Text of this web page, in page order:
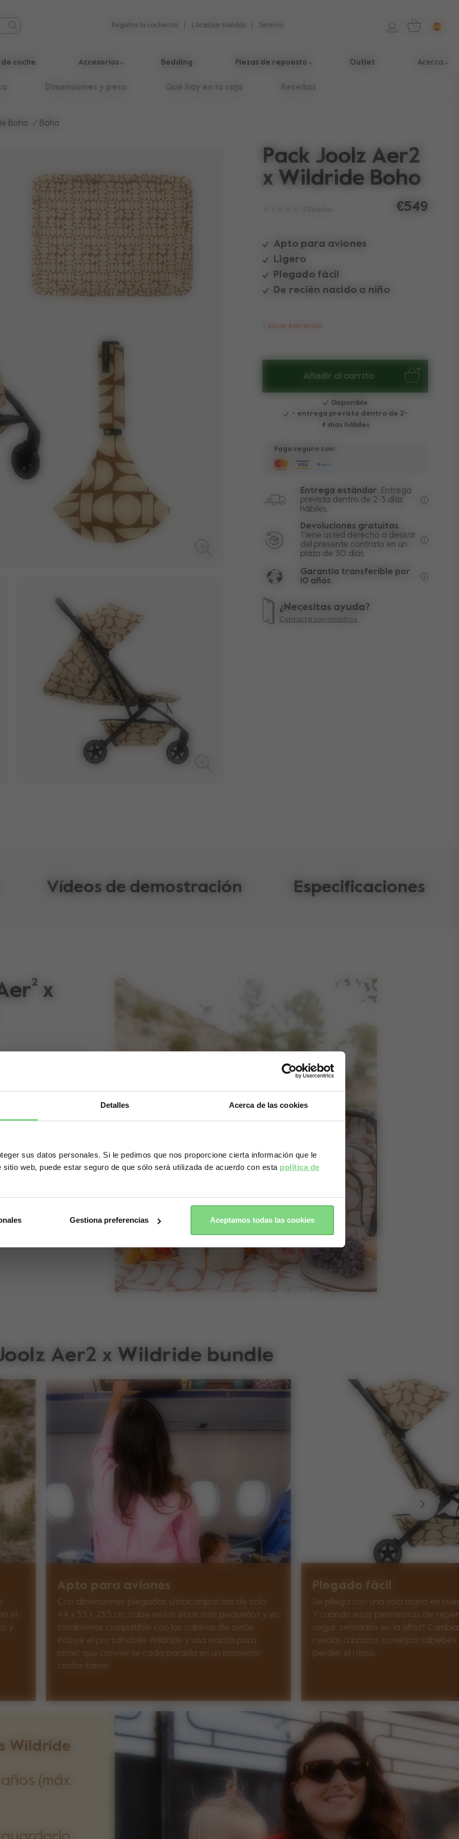
Detalles Acerca de las cookies
sus datos personales. Si le pedimos que nos proporcione cierta información que le
sitio web, puede estar seguro de que sólo será utilizada de acuerdo con esta política de
Gestiona preferencias Aceptamos todas las cookies
Registra tu cochecito Localizar tiendas Servicio
de coche Accesorios Bedding Piezas de repuesto Outlet Acerca
Boho Boho
Pack Joolz Aer2
x Wildride Boho
0 Reseñas €549
Apto para aviones
Ligero
Plegado fácil
De recién nacido a niño
pocas existencias
Añadir al carrito
Disponible
- entrega prevista dentro de 2-
4 días hábiles
Pago seguro con:
Entrega estándar. Entrega
prevista dentro de 2-3 días
hábiles.
Devoluciones gratuitas.
Tiene usted derecho a desistir
del presente contrato en un
plazo de 30 días.
Garantía transferible por
10 años.
¿Necesitas ayuda?
Contacta con nosotros.
Dimensiones y peso Qué hay en la caja Reseñas
Vídeos de demostración Especificaciones
x
y adaptarte. Todo
pequeño es
para todos
combina
cargador
puedas
peque no quiere
más, lo montas
Aer2 x Wildride bundle
el
y
Apto para aviones
Con dimensiones plegadas ultracompactas de solo
44 x 53 x 23,5 cm, cabe en los sitios más pequeños y es
totalmente compatible con las cabinas de avión.
Incluye el portabebés Wildride y una manta para
pícnic que convierte cada parada en un momento
confortante.
Plegado fácil
Se pliega con una sola mano en
Y cuando esas piernecitas de
seguir sentados en la sillita?
ruedas a brazos conel portabebés
perder el ritmo.
Wildride
(máx.
No, stay here
Yes, go there